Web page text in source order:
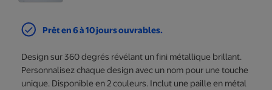
Prêt en 6 à 10 jours ouvrables.
Design sur 360 degrés révélant un fini métallique brillant.
Personnalisez chaque design avec un nom pour une touche
unique. Disponible en 2 couleurs. Inclut une paille en métal